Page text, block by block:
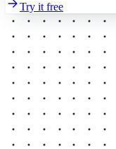
Try it free